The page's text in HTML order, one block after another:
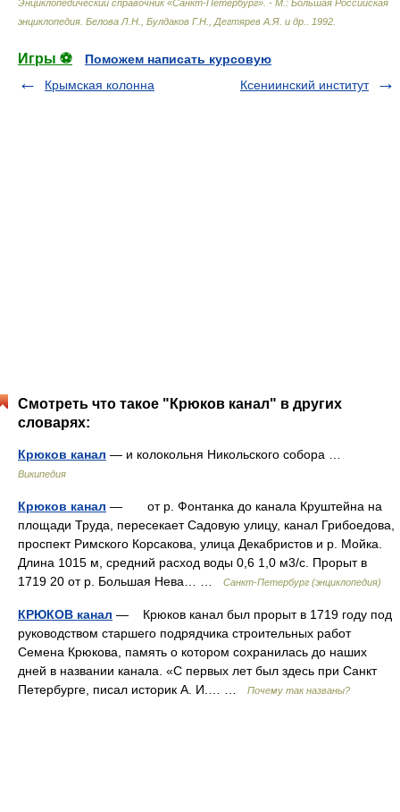
Энциклопедический справочник «Санкт-Петербург». - М.: Большая Российская
энциклопедия Белова Л.Н., Булдаков Г.Н., Дегтярев А.Я. и др. 1992
Игры ⚽
Поможем написать курсовую
Крымская колонна
Ксениинский институт
Смотреть что такое "Крюков канал" в других
словарях:
Крюков канал — и колокольня Никольского собора …
Википедия
Крюков канал — от р. Фонтанка до канала Круштейна на
площади Труда, пересекает Садовую улицу, канал Грибоедова,
проспект Римского Корсакова, улица Декабристов и р. Мойка.
Длина 1015 м, средний расход воды 0,6 1,0 м3/с. Прорыт в
1719 20 от р. Большая Нева… …
Санкт-Петербург (энциклопедия)
КРЮКОВ канал — Крюков канал был прорыт в 1719 году под
руководством старшего подрядчика строительных работ
Семена Крюкова, память о котором сохранилась до наших
дней в названии канала. «С первых лет был здесь при Санкт
Петербурге, писал историк А. И.… …
Почему так названы?